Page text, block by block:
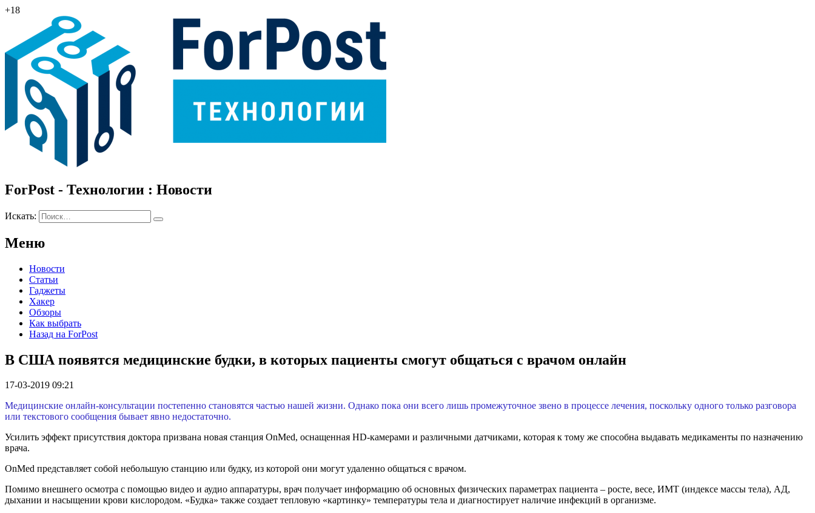
+18
ForPost - Технологии : Новости
Искать:
Меню
Новости
Статьи
Гаджеты
Хакер
Обзоры
Как выбрать
Назад на ForPost
В США появятся медицинские будки, в которых пациенты смогут общаться с врачом онлайн
17-03-2019 09:21
Медицинские онлайн-консультации постепенно становятся частью нашей жизни. Однако пока они всего лишь промежуточное звено в процессе лечения, поскольку одного только разговора
или текстового сообщения бывает явно недостаточно.
Усилить эффект присутствия доктора призвана новая станция OnMed, оснащенная HD-камерами и различными датчиками, которая к тому же способна выдавать медикаменты по назначению
врача.
OnMed представляет собой небольшую станцию или будку, из которой они могут удаленно общаться с врачом.
Помимо внешнего осмотра с помощью видео и аудио аппаратуры, врач получает информацию об основных физических параметрах пациента – росте, весе, ИМТ (индексе массы тела), АД,
дыхании и насыщении крови кислородом. «Будка» также создает тепловую «картинку» температуры тела и диагностирует наличие инфекций в организме.